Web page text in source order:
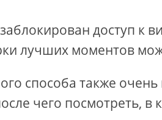
доступ к
лучших моментов
способа также
чего посмотреть,